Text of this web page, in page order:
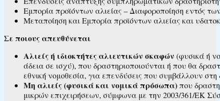
Εμπορία προϊόντων αλιείας – Διαφοροποίηση εντός
Μεταποίηση και Εμπορία προϊόντων αλιείας και
Σε ποιους απευθύνεται
Aλιείς ή ιδιοκτήτες αλιευτικών σκαφών(φυσικά ή
άδεια σε ισχύ), που δραστηριοποιούνται ή που θα
εθνική νομοθεσία, για επενδύσεις που συμβάλλουν
Mη αλιείς (φυσικά και νομικά πρόσωπα)που
μικρών επιχειρήσεων, σύμφωνα με την 2003/361/ΕΚ